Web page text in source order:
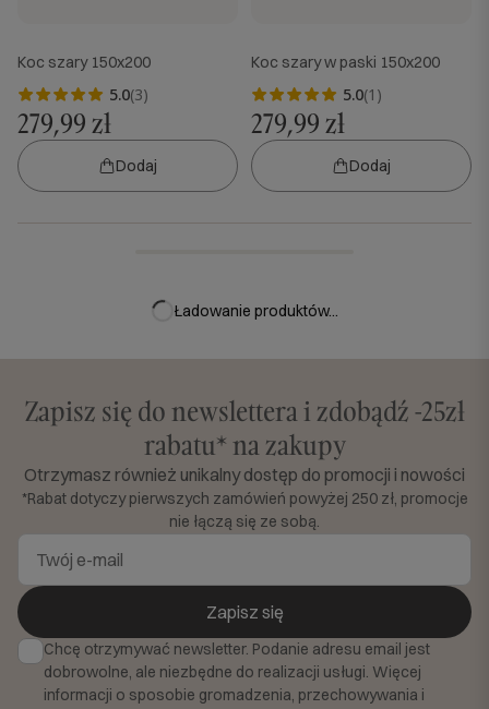
Koc szary 150x200
5.0(3)
279,99 zł
Dodaj
Koc szary w paski 150x200
5.0(1)
279,99 zł
Dodaj
Ładowanie produktów...
Zapisz się do newslettera i zdobądź -25zł
rabatu* na zakupy
Otrzymasz również unikalny dostęp do promocji i nowości
*Rabat dotyczy pierwszych zamówień powyżej 250 zł, promocje
nie łączą się ze sobą.
Zapisz się
Chcę otrzymywać newsletter. Podanie adresu email jest
dobrowolne, ale niezbędne do realizacji usługi. Więcej
informacji o sposobie gromadzenia, przechowywania i